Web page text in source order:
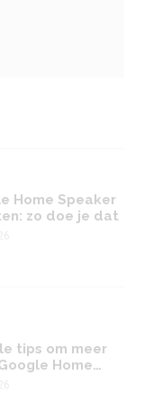
Home Speaker
zo doe je dat
tips om meer
Home